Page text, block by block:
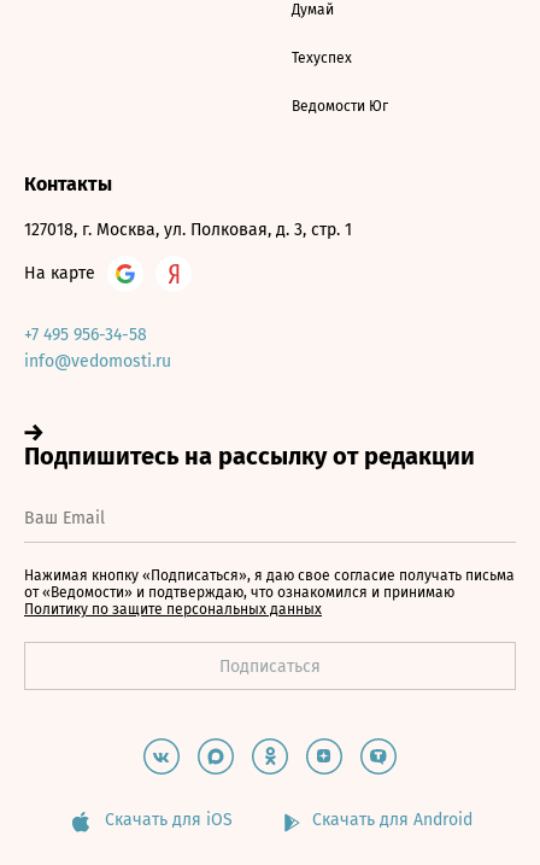
Думай
Техуспех
Ведомости Юг
Контакты
127018, г. Москва, ул. Полковая, д. 3, стр. 1
На карте
+7 495 956-34-58
info@vedomosti.ru
Нажимая кнопку «Подписаться», я даю свое согласие получать письма
от «Ведомости» и подтверждаю, что ознакомился и принимаю
Политику по защите персональных данных
Скачать для iOS Скачать для Android